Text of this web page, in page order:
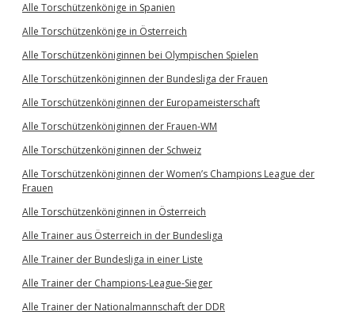
Alle Torschützenkönige in Spanien
Alle Torschützenkönige in Österreich
Alle Torschützenköniginnen bei Olympischen Spielen
Alle Torschützenköniginnen der Bundesliga der Frauen
Alle Torschützenköniginnen der Europameisterschaft
Alle Torschützenköniginnen der Frauen-WM
Alle Torschützenköniginnen der Schweiz
Alle Torschützenköniginnen der Women’s Champions League der
Frauen
Alle Torschützenköniginnen in Österreich
Alle Trainer aus Österreich in der Bundesliga
Alle Trainer der Bundesliga in einer Liste
Alle Trainer der Champions-League-Sieger
Alle Trainer der Nationalmannschaft der DDR